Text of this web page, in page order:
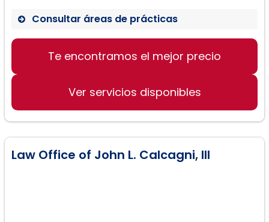
Consultar áreas de prácticas
Representación en casos de
accidentes de tráfico
contra compañías de seguros
Guiar y asistir en el proceso de
Te encontramos el mejor precio
Ver servicios disponibles
Law Office of John L. Calcagni, III